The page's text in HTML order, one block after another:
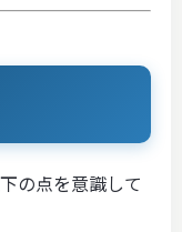
の点を意識して